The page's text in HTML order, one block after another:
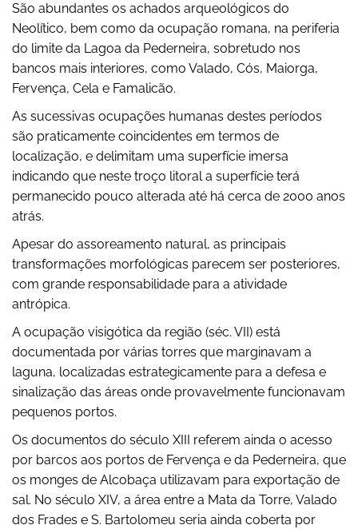
São abundantes os achados arqueológicos do
Neolítico, bem como da ocupação romana, na periferia
do limite da Lagoa da Pederneira, sobretudo nos
bancos mais interiores, como Valado, Cós, Maiorga,
Fervença, Cela e Famalicão.
As sucessivas ocupações humanas destes períodos
são praticamente coincidentes em termos de
localização, e delimitam uma superfície imersa
indicando que neste troço litoral a superfície terá
permanecido pouco alterada até há cerca de 2000 anos
atrás.
Apesar do assoreamento natural, as principais
transformações morfológicas parecem ser posteriores,
com grande responsabilidade para a atividade
antrópica.
A ocupação visigótica da região (séc. VII) está
documentada por várias torres que marginavam a
laguna, localizadas estrategicamente para a defesa e
sinalização das áreas onde provavelmente funcionavam
pequenos portos.
Os documentos do século XIII referem ainda o acesso
por barcos aos portos de Fervença e da Pederneira, que
os monges de Alcobaça utilizavam para exportação de
sal. No século XIV, a área entre a Mata da Torre, Valado
dos Frades e S. Bartolomeu seria ainda coberta por